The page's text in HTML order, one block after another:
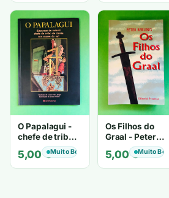
O Papalagui -
chefe de tribo
de tiavéa
5,00€Muito Bom
Os Filhos do
Graal - Peter
Berling
5,00€Muito Bom